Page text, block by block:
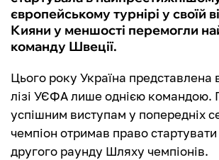
європейському турнірі у своїй
Кияни у меншості перемогли
команду Швеції.
Цього року Україна
лізі УЄФА лише однією командою.
успішним виступам у попередніх
чемпіон отримав право стартувати
другого раунду Шляху чемпіонів.